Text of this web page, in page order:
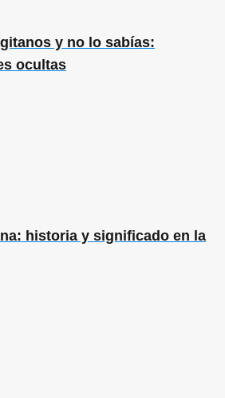
y no lo sabías:
ocultas
historia y significado en la